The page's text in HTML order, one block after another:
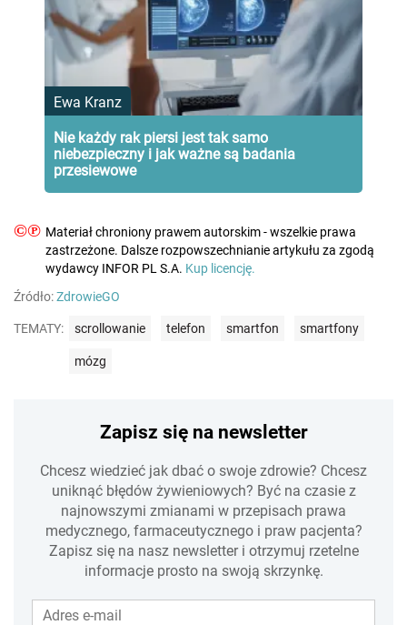
Ewa Kranz
Nie każdy rak piersi jest tak samo
niebezpieczny i jak ważne są badania
przesiewowe
©℗ Materiał chroniony prawem autorskim - wszelkie prawa
zastrzeżone. Dalsze rozpowszechnianie artykułu za zgodą
wydawcy INFOR PL S.A. Kup licencję.
Źródło:ZdrowieGO
TEMATY: scrollowanie telefon smartfon smartfony
mózg
Zapisz się na newsletter
Chcesz wiedzieć jak dbać o swoje zdrowie? Chcesz
uniknąć błędów żywieniowych? Być na czasie z
najnowszymi zmianami w przepisach prawa
medycznego, farmaceutycznego i praw pacjenta?
Zapisz się na nasz newsletter i otrzymuj rzetelne
informacje prosto na swoją skrzynkę.